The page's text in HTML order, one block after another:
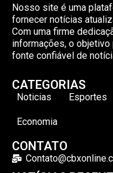
Nosso site é uma
fornecer notícias
Com uma firme
informações, o
fonte confiável de
CATEGORIAS
Noticias Esportes
Economia
CONTATO